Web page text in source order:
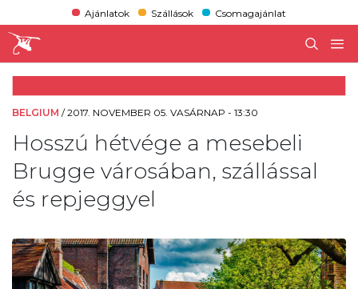
Ajánlatok Szállások Csomagajánlat
BELGIUM /2017. NOVEMBER 05. VASÁRNAP - 13:30
Hosszú hétvége a mesebeli
Brugge városában, szállással
és repjeggyel